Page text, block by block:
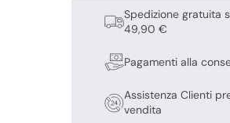
Spedizione gratuita
49,90 €
Pagamenti alla
Assistenza Clienti
vendita